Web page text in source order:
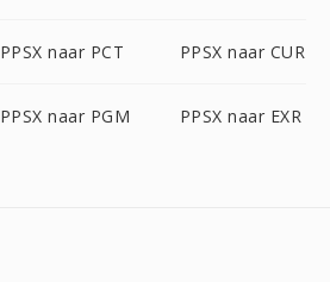
PPSX naar PCT PPSX naar CUR
PPSX naar PGM PPSX naar EXR